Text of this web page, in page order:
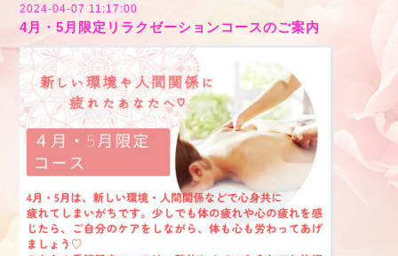
2024-04-07 11:17:00
4月・5月限定リラクゼーションコースのご案内